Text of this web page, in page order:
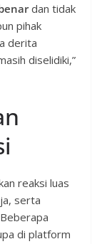
dan tidak
pihak
derita
diselidiki,”
reaksi luas
serta
di platform